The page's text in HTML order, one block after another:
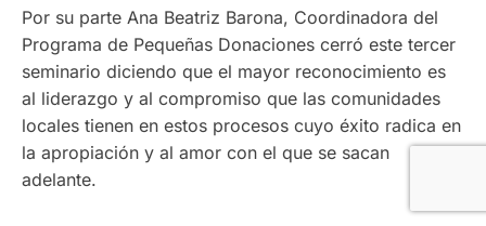
Por su parte Ana Beatriz Barona, Coordinadora del
Programa de Pequeñas Donaciones cerró este tercer
seminario diciendo que el mayor reconocimiento es
al liderazgo y al compromiso que las comunidades
locales tienen en estos procesos cuyo éxito radica en
la apropiación y al amor con el que se sacan
adelante.